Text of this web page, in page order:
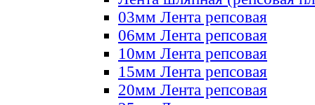
03мм Лента репсовая
06мм Лента репсовая
10мм Лента репсовая
15мм Лента репсовая
20мм Лента репсовая